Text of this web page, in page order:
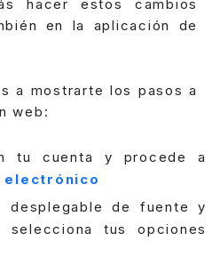
hacer estos cambios
en la aplicación de
a mostrarte los pasos a
web:
tu cuenta y procede a
electrónico
desplegable de fuente y
selecciona tus opciones